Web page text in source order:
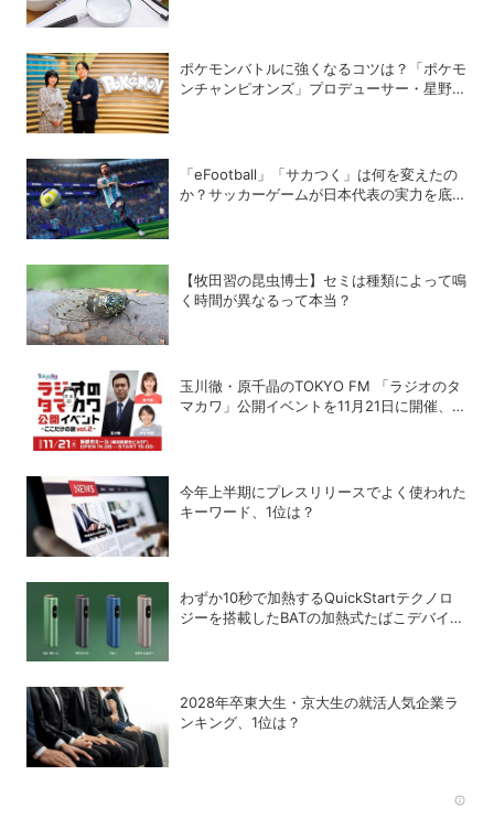
ポケモンバトルに強くなるコツは？「ポケモ
ンチャンピオンズ」プロデューサー・星野正
「eFootball」「サカつく」は何を変えたの
か？サッカーゲームが日本代表の実力を底上
【牧田習の昆虫博士】セミは種類によって鳴
く時間が異なるって本当？
玉川徹・原千晶のTOKYO FM 「ラジオのタ
マカワ」公開イベントを11月21日に開催、ゲ
今年上半期にプレスリリースでよく使われた
キーワード、1位は？
わずか10秒で加熱するQuickStartテクノロ
ジーを搭載したBATの加熱式たばこデバイス
2028年卒東大生・京大生の就活人気企業ラ
ンキング、1位は？